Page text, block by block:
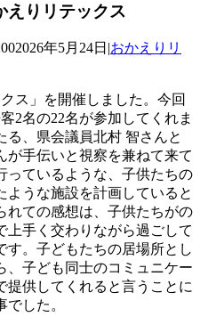
えりリテックス
2026年5月24日 |おかえりリ
ス」を開催しました。今回
2名の22名が参加してくれま
る、県会議員北村 智さんと
が手伝いと視察を兼ねて来て
っているような、子供たちの
うな施設を計画していると
れての感想は、子供たちがの
上手く交わりながら過ごして
す。子どもたちの居場所とし
、子ども同士のコミュニケー
提供してくれると言うことに
した。